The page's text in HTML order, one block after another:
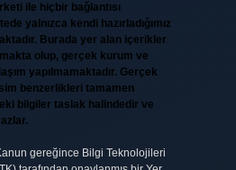
ile hiçbir bağlantısı
yalnızca kendi hazırladığımız
Burada yer alan içerikler
olup, gerçek kurum ve
yapılmamaktadır. Gerçek
benzerlikleri tamamen
bilgiler taslak halindedir ve
gereğince Bilgi Teknolojileri